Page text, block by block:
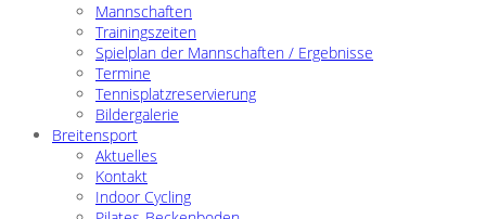
Mannschaften
Trainingszeiten
Spielplan der Mannschaften / Ergebnisse
Termine
Tennisplatzreservierung
Bildergalerie
Breitensport
Aktuelles
Kontakt
Indoor Cycling